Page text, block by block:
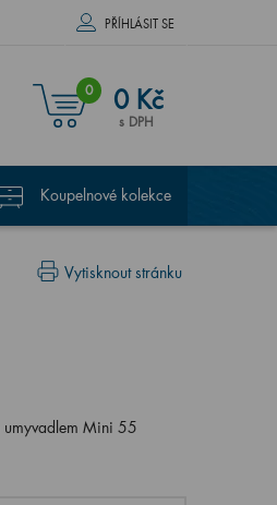
PŘÍHLÁSIT SE
0 0 Kč
s DPH
Koupelnové kolekce
Vytisknout stránku
Mini 55